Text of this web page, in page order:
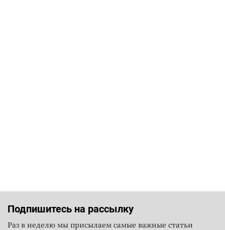
Подпишитесь на рассылку
Раз в неделю мы присылаем самые важные статьи